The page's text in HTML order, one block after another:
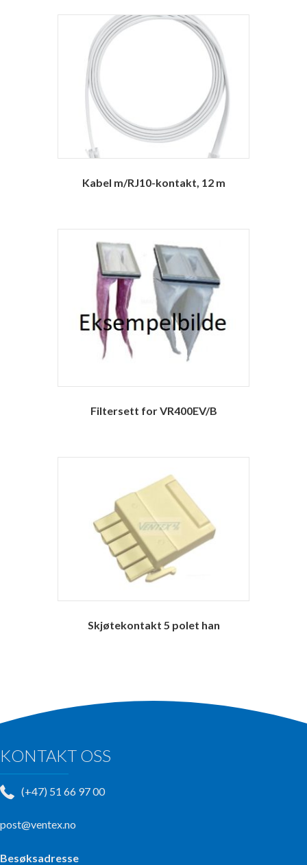
Kabel m/RJ10-kontakt, 12 m
Filtersett for VR400EV/B
Skjøtekontakt 5 polet han
KONTAKT OSS
(+47) 51 66 97 00
post@ventex.no
Besøksadresse